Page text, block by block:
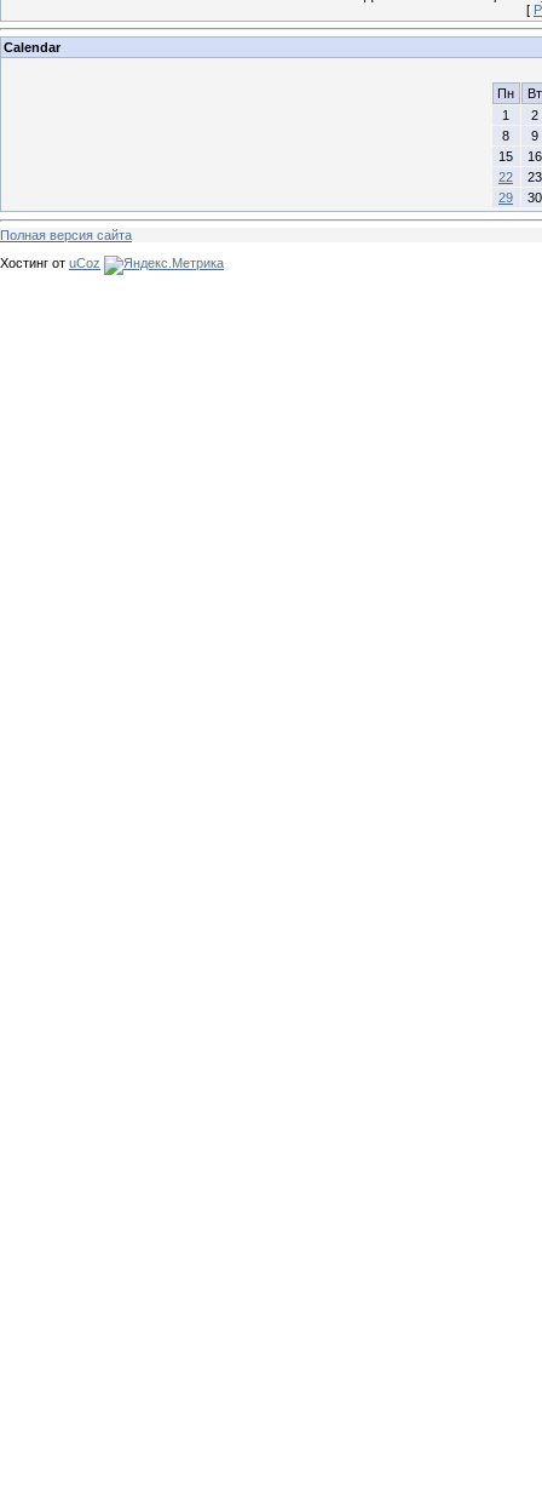
[
Calendar
Пн
Вт
1
2
8
9
15
16
22
23
29
30
Полная версия сайта
Хостинг от uCoz